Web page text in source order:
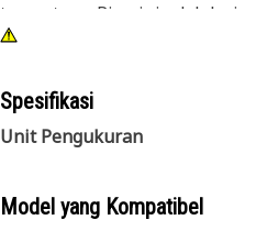
tempatnya. Ring ini adalah ring
dengan alur atau ceruk pada
gerakan aksial rumah selama
Atribut:
• Dirancang untuk menahan
• Tidak korosif.
Spesifikasi
Unit Pengukuran
Model yang Kompatibel